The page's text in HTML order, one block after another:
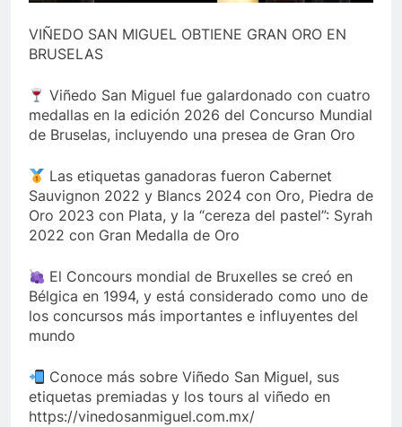
VIÑEDO SAN MIGUEL OBTIENE GRAN ORO EN
BRUSELAS
Viñedo San Miguel fue galardonado con cuatro
medallas en la edición 2026 del Concurso Mundial
de Bruselas, incluyendo una presea de Gran Oro
Las etiquetas ganadoras fueron Cabernet
Sauvignon 2022 y Blancs 2024 con Oro, Piedra de
Oro 2023 con Plata, y la “cereza del pastel”: Syrah
2022 con Gran Medalla de Oro
El Concours mondial de Bruxelles se creó en
Bélgica en 1994, y está considerado como uno de
los concursos más importantes e influyentes del
mundo
Conoce más sobre Viñedo San Miguel, sus
etiquetas premiadas y los tours al viñedo en
https://vinedosanmiguel.com.mx/